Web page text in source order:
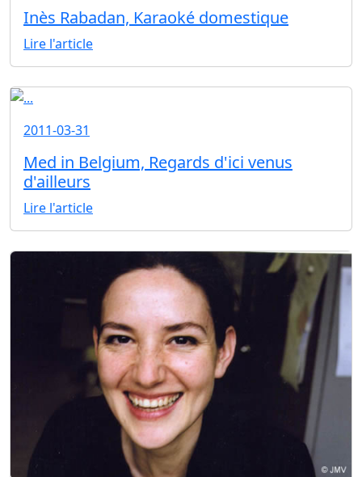
Inès Rabadan, Karaoké domestique
Lire l'article
2011-03-31
Med in Belgium, Regards d'ici venus
d'ailleurs
Lire l'article